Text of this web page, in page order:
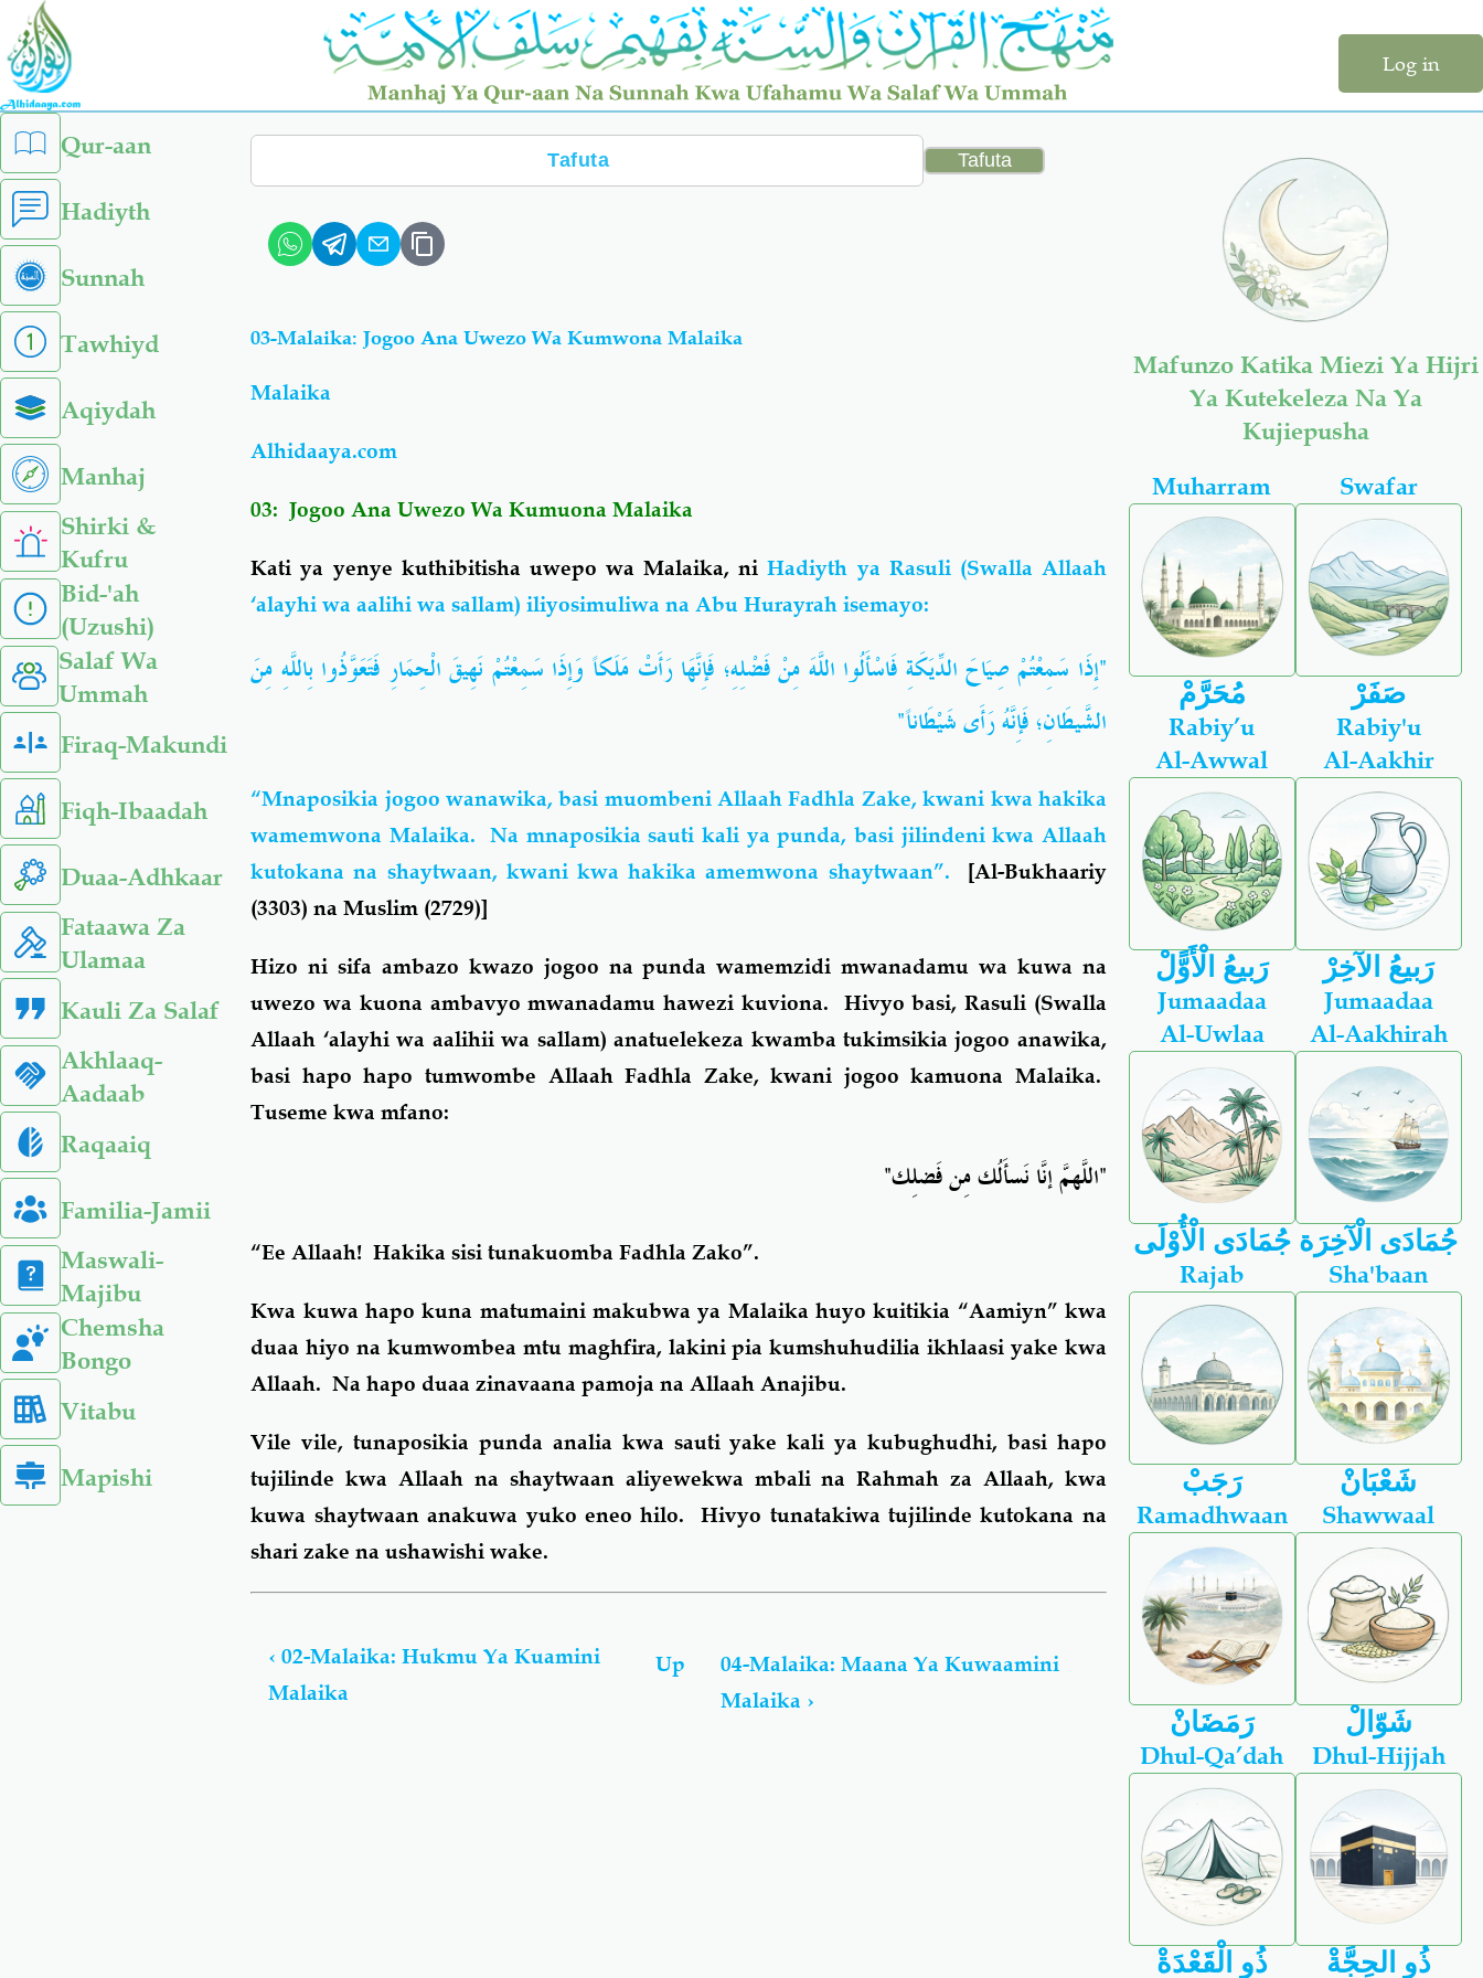
Skip
main
content
Log in
left
sidebar
menu
Qur-aan
Hadiyth
Sunnah
Tawhiyd
Aqiydah
Manhaj
Shirki &
Kufru
Bid-'ah
(Uzushi)
Salaf Wa
Ummah
Firaq-Makundi
Fiqh-Ibaadah
Duaa-Adhkaar
Fataawa Za
Ulamaa
Kauli Za Salaf
Akhlaaq-
Aadaab
Raqaaiq
Familia-Jamii
Maswali-
Majibu
Chemsha
Bongo
Vitabu
Mapishi
Search
03-Malaika: Jogoo Ana Uwezo Wa Kumwona Malaika
Malaika
Alhidaaya.com
03: Jogoo Ana Uwezo Wa Kumuona Malaika
Kati ya yenye kuthibitisha uwepo wa Malaika, niHadiyth ya Rasuli (Swalla Allaah
‘alayhi wa aalihi wa sallam) iliyosimuliwa na Abu Hurayrah isemayo:
"إِذَا سَمِعْتُمْ صِيَاحَ الدِّيَكَةِ فَاسْأَلُوا اللَّهَ مِنْ فَضْلِهِ؛ فَإِنَّهَا رَأَتْ مَلَكاً وَإِذَا سَمِعْتُمْ نَهِيقَ الْحِمَارِ فَتَعَوَّذُوا بِاللَّهِ مِنَ
الشَّيطَانِ؛ فَإِنَّهُ رَأَى شَيْطَاناً"
“Mnaposikia jogoo wanawika, basi muombeni Allaah Fadhla Zake, kwani kwa hakika
wamemwona Malaika. Na mnaposikia sauti kali ya punda, basi jilindeni kwa Allaah
kutokana na shaytwaan, kwani kwa hakika amemwona shaytwaan”. [Al-Bukhaariy
(3303) na Muslim (2729)]
Hizo ni sifa ambazo kwazo jogoo na punda wamemzidi mwanadamu wa kuwa na
uwezo wa kuona ambavyo mwanadamu hawezi kuviona. Hivyo basi, Rasuli (Swalla
Allaah ‘alayhi wa aalihii wa sallam) anatuelekeza kwamba tukimsikia jogoo anawika,
basi hapo hapo tumwombe Allaah Fadhla Zake, kwani jogoo kamuona Malaika.
Tuseme kwa mfano:
"اللَّهمَّ إنَّا نَسأَلُك مِن فَضلِك"
“Ee Allaah! Hakika sisi tunakuomba Fadhla Zako”.
Kwa kuwa hapo kuna matumaini makubwa ya Malaika huyo kuitikia “Aamiyn” kwa
duaa hiyo na kumwombea mtu maghfira, lakini pia kumshuhudilia ikhlaasi yake kwa
Allaah. Na hapo duaa zinavaana pamoja na Allaah Anajibu.
Vile vile, tunaposikia punda analia kwa sauti yake kali ya kubughudhi, basi hapo
tujilinde kwa Allaah na shaytwaan aliyewekwa mbali na Rahmah za Allaah, kwa
kuwa shaytwaan anakuwa yuko eneo hilo. Hivyo tunatakiwa tujilinde kutokana na
shari zake na ushawishi wake.
links
for
‹ 02-Malaika: Hukmu Ya Kuamini
Malaika
Up
04-Malaika: Maana Ya Kuwaamini
Malaika ›
Mafunzo Katika Miezi Ya Hijri
Ya Kutekeleza Na Ya
Kujiepusha
Muharram
مُحَرَّمْ
Swafar
صَفَرْ
Rabiy’u
Al-Awwal
رَبيعُ الْأَوًّلْ
Rabiy'u
Al-Aakhir
رَبيعُ الآخِرْ
Jumaadaa
Al-Uwlaa
جُمَادَى الْأُوْلَى
Jumaadaa
Al-Aakhirah
جُمَادَى الْآخِرَة
Rajab
رَجَبْ
Sha'baan
شَعْبَانْ
Ramadhwaan
رَمَضَانْ
Shawwaal
شَوّالْ
Dhul-Qa’dah
ذُو الْقَعْدَةْ
Dhul-Hijjah
ذُو الحِجَّةْ